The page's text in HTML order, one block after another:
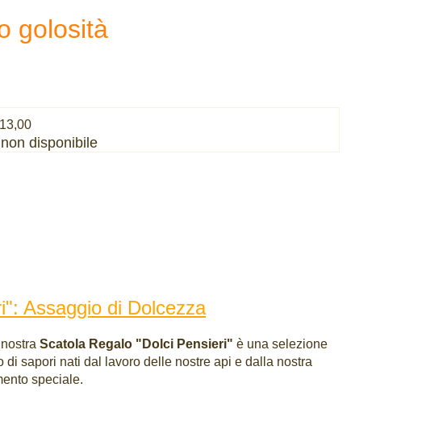
golosità
disponibile
Assaggio di Dolcezza
Scatola Regalo "Dolci Pensieri" è una selezione
sapori nati dal lavoro delle nostre api e dalla nostra
speciale.